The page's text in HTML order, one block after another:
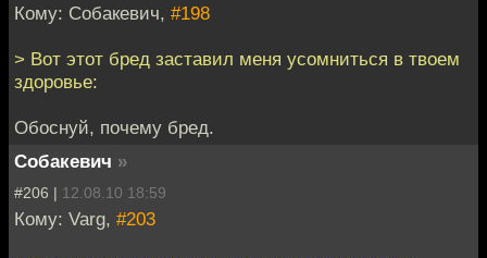
Кому: Собакевич, #198
> Вот этот бред заставил меня усомниться в твоем
здоровье:
Обоснуй, почему бред.
Собакевич »
#206 | 12.08.10 18:59
Кому: Varg, #203